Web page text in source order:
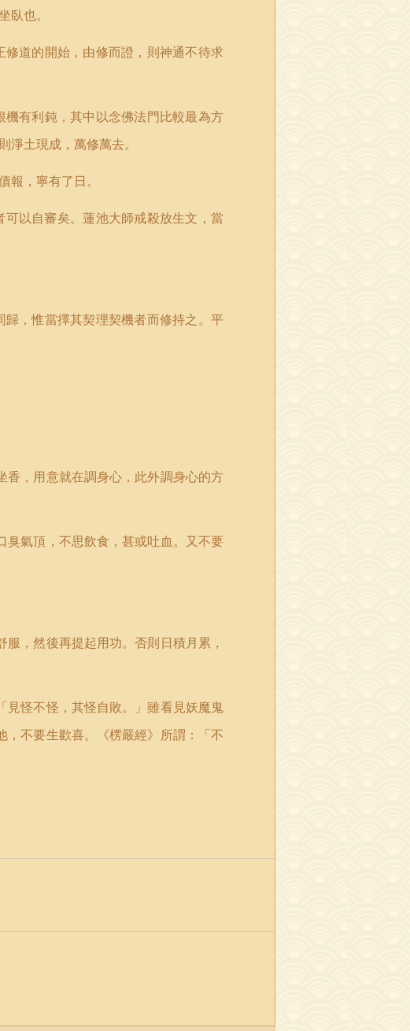
也。
道的開始，由修而證，則神通不待求
有利鈍，其中以念佛法門比較最為方
土現成，萬修萬去。
，寧有了日。
以自審矣。蓮池大師戒殺放生文，當
，惟當擇其契理契機者而修持之。平
，用意就在調身心，此外調身心的方
臭氣頂，不思飲食，甚或吐血。又不要
，然後再提起用功。否則日積月累，
「見怪不怪，其怪自敗。 」雖看見妖魔鬼
不要生歡喜。《楞嚴經》所謂：
「不